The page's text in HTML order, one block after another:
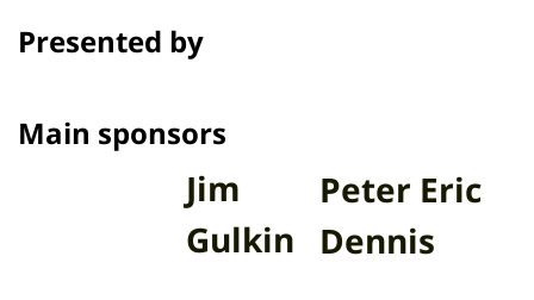
Presented by
Main sponsors
Peter Eric
Dennis
Jim
Gulkin